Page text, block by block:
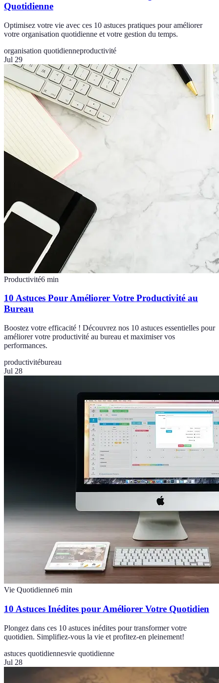
Quotidienne
Optimisez votre vie avec ces 10 astuces pratiques pour améliorer
votre organisation quotidienne et votre gestion du temps.
organisation quotidienneproductivité
Jul 29
Productivité6 min
10 Astuces Pour Améliorer Votre Productivité au
Bureau
Boostez votre efficacité ! Découvrez nos 10 astuces essentielles pour
améliorer votre productivité au bureau et maximiser vos
performances.
productivitébureau
Jul 28
Vie Quotidienne6 min
10 Astuces Inédites pour Améliorer Votre Quotidien
Plongez dans ces 10 astuces inédites pour transformer votre
quotidien. Simplifiez-vous la vie et profitez-en pleinement!
astuces quotidiennesvie quotidienne
Jul 28